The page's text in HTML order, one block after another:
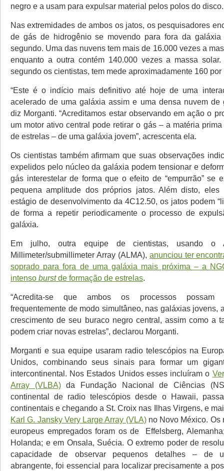
negro e a usam para expulsar material pelos polos do disco.
Nas extremidades de ambos os jatos, os pesquisadores
de gás de hidrogênio se movendo para fora da
segundo. Uma das nuvens tem mais de 16.000 vezes a
enquanto a outra contém 140.000 vezes a massa solar.
segundo os cientistas, tem mede aproximadamente 160
“Este é o indício mais definitivo até hoje de uma
acelerado de uma galáxia assim e uma densa nuvem de
diz Morganti. “Acreditamos estar observando em ação o
um motor ativo central pode retirar o gás – a matéria
de estrelas – de uma galáxia jovem”, acrescenta ela.
Os cientistas também afirmam que suas observações
expelidos pelo núcleo da galáxia podem tensionar e
gás interestelar de forma que o efeito de “empurrão” se
pequena amplitude dos próprios jatos. Além disto, eles
estágio de desenvolvimento da 4C12.50, os jatos podem
de forma a repetir periodicamente o processo de
galáxia.
Em julho, outra equipe de cientistas, usando o
Millimeter/submillimeter Array (ALMA), anunciou ter
soprado para fora de uma galáxia mais próxima – a
intenso burstde formação de estrelas.
“Acredita-se que ambos os processos possam
frequentemente de modo simultâneo, nas galáxias jovens,
crescimento de seu buraco negro central, assim como a
podem criar novas estrelas”, declarou Morganti.
Morganti e sua equipe usaram radio telescópios na
Unidos, combinando seus sinais para formar um
intercontinental. Nos Estados Unidos esses incluíram o
Array (VLBA)da Fundação Nacional de Ciências
continental de radio telescópios desde o Hawaii,
continentais e chegando a St. Croix nas Ilhas Virgens, e
Karl G. Jansky Very Large Array (VLA)no Novo México. Os
europeus empregados foram os de Effelsberg,
Holanda; e em Onsala, Suécia. O extremo poder de
capacidade de observar pequenos detalhes – de
abrangente, foi essencial para localizar precisamente a